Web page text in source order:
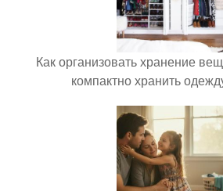
Как организовать хранение
компактно хранить